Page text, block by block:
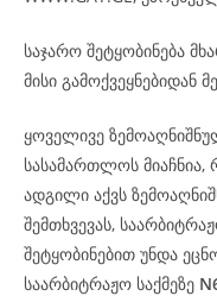
საჯარო შეტყობინება
მისი გამოქვეყნებიდან
ყოველივე
სასამართლოს მიაჩნია,
ადგილი აქვს
შემთხვევას,
შეტყობინებით უნდა
საარბიტრაჟო საქმეზე